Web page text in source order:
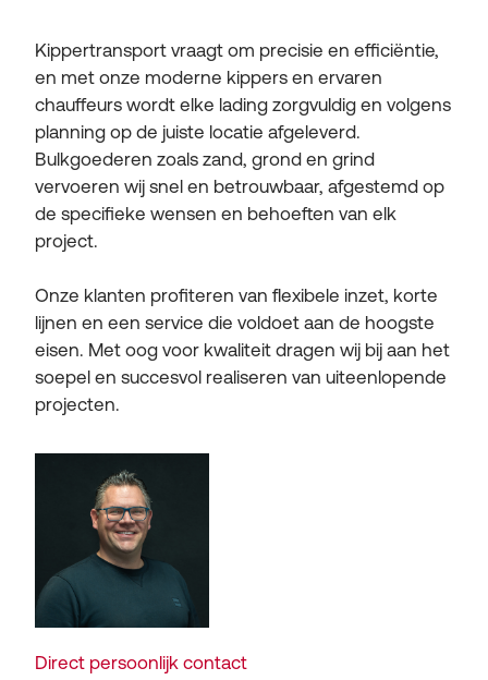
Kippertransport vraagt om precisie en efficiëntie,
en met onze moderne kippers en ervaren
chauffeurs wordt elke lading zorgvuldig en volgens
planning op de juiste locatie afgeleverd.
Bulkgoederen zoals zand, grond en grind
vervoeren wij snel en betrouwbaar, afgestemd op
de specifieke wensen en behoeften van elk
project.
Onze klanten profiteren van flexibele inzet, korte
lijnen en een service die voldoet aan de hoogste
eisen. Met oog voor kwaliteit dragen wij bij aan het
soepel en succesvol realiseren van uiteenlopende
projecten.
Direct persoonlijk contact